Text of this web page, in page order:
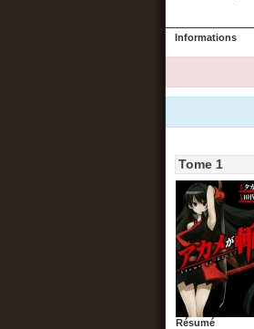
Informations
Tome 1
Résumé